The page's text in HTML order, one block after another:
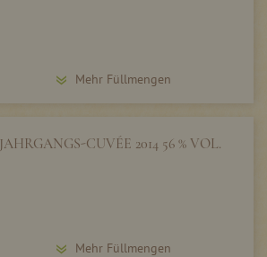
Mehr Füllmengen
JAHRGANGS-CUVÉE 2014 56 % VOL.
Mehr Füllmengen